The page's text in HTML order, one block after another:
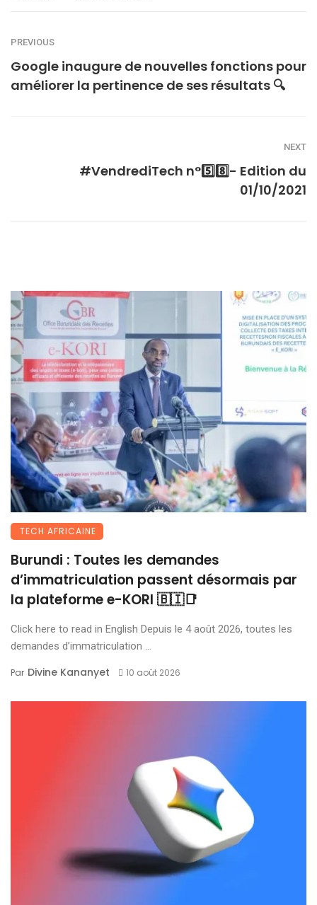
PREVIOUS
Google inaugure de nouvelles fonctions pour
améliorer la pertinence de ses résultats 🔍
NEXT
#VendrediTech n°5️⃣8️⃣- Edition du
01/10/2021
TECH AFRICAINE
Burundi : Toutes les demandes
d’immatriculation passent désormais par
la plateforme e-KORI 🇧🇮📑
Click here to read in English Depuis le 4 août 2026, toutes les
demandes d’immatriculation ...
Par Divine Kananyet 10 août 2026